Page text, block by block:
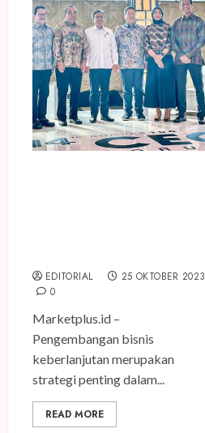
EDITORIAL
25 OKTOBER 2023
0
Marketplus.id –
Pengembangan bisnis
keberlanjutan merupakan
strategi penting dalam...
READ MORE